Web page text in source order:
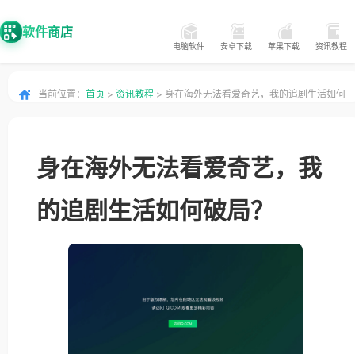
软件商店
电脑软件 安卓下载 苹果下载 资讯教程
当前位置： 首页 > 资讯教程 > 身在海外无法看爱奇艺，我的追剧生活如何
身在海外无法看爱奇艺，我
的追剧生活如何破局？